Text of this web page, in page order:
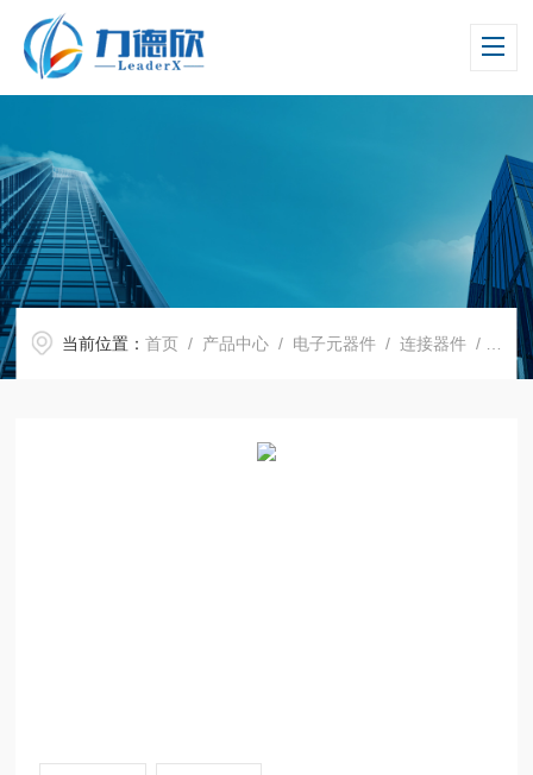
当前位置：首页 / 产品中心 / 电子元器件 /连接器件 / T4P-L214-ST-HT T4P-L214-ST-HT-P功率晶体管测试插座JC CHERRY INC.